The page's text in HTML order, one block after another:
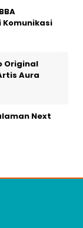
Original
Aura
Next